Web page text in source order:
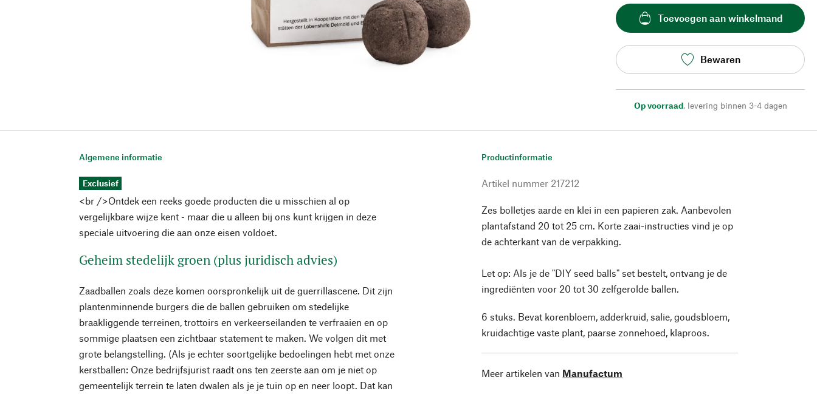
Toevoegen aan winkelmand
Bewaren
Op voorraad, levering binnen 3-4 dagen
Algemene informatie
Exclusief
<br />Ontdek een reeks goede producten die u misschien al op
vergelijkbare wijze kent - maar die u alleen bij ons kunt krijgen in deze
speciale uitvoering die aan onze eisen voldoet.
Geheim stedelijk groen (plus juridisch advies)
Zaadballen zoals deze komen oorspronkelijk uit de guerrillascene. Dit zijn
plantenminnende burgers die de ballen gebruiken om stedelijke
braakliggende terreinen, trottoirs en verkeerseilanden te verfraaien en op
sommige plaatsen een zichtbaar statement te maken. We volgen dit met
grote belangstelling. (Als je echter soortgelijke bedoelingen hebt met onze
kerstballen: Onze bedrijfsjurist raadt ons ten zeerste aan om je niet op
gemeentelijk terrein te laten dwalen als je je tuin op en neer loopt. Dat kan
Productinformatie
Artikel nummer 217212
Zes bolletjes aarde en klei in een papieren zak. Aanbevolen
plantafstand 20 tot 25 cm. Korte zaai-instructies vind je op
de achterkant van de verpakking.
Let op: Als je de "DIY seed balls" set bestelt, ontvang je de
ingrediënten voor 20 tot 30 zelfgerolde ballen.
6 stuks. Bevat korenbloem, adderkruid, salie, goudsbloem,
kruidachtige vaste plant, paarse zonnehoed, klaproos.
Meer artikelen van Manufactum